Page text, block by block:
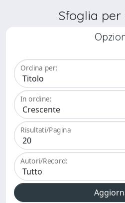
Sfoglia per
Ordina per:
In ordine:
Risultati/Pagina
Autori/Record: